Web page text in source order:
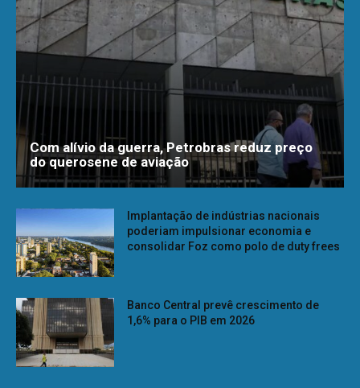
Com alívio da guerra, Petrobras reduz preço
do querosene de aviação
Implantação de indústrias nacionais
poderiam impulsionar economia e
consolidar Foz como polo de duty frees
Banco Central prevê crescimento de
1,6% para o PIB em 2026